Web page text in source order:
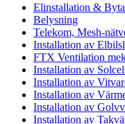
Elinstallation &
Belysning
Telekom, Mesh-
Installation av
FTX Ventilation
Installation av
Installation av
Installation av
Installation av
Installation av